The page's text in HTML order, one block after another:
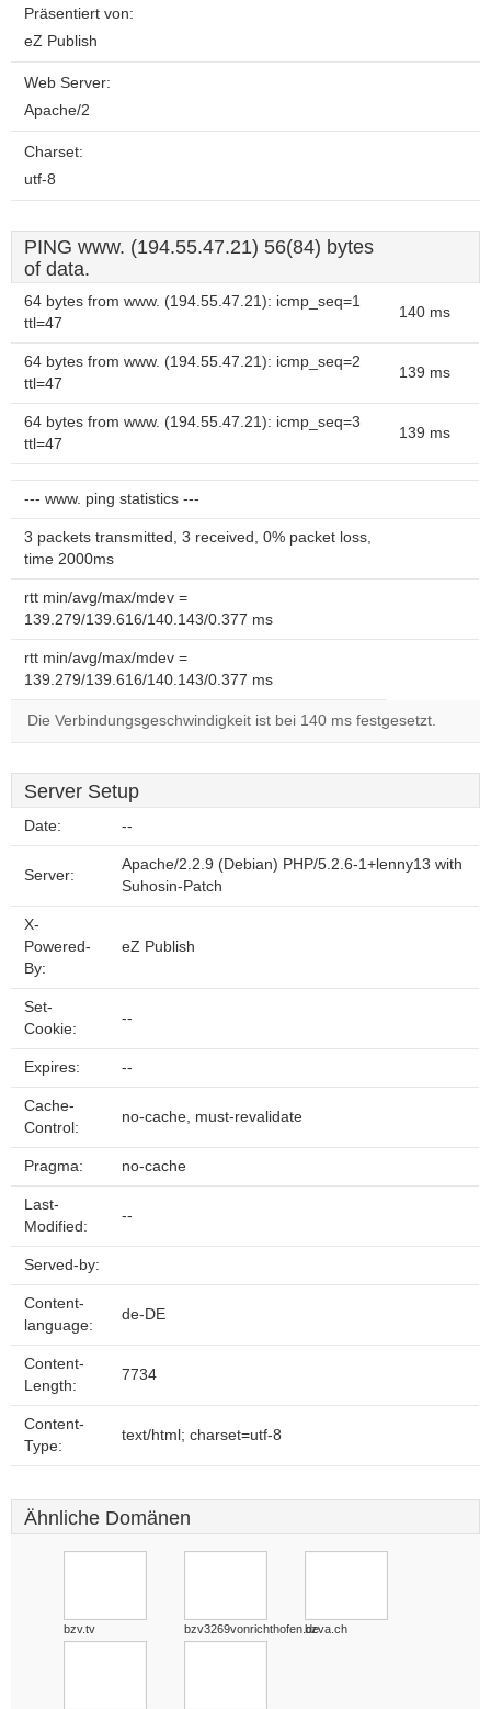
Präsentiert von:
eZ Publish
Web Server:
Apache/2
Charset:
utf-8
PING www. (194.55.47.21) 56(84) bytes
of data.
64 bytes from www. (194.55.47.21): icmp_seq=1
ttl=47
140 ms
64 bytes from www. (194.55.47.21): icmp_seq=2
ttl=47
139 ms
64 bytes from www. (194.55.47.21): icmp_seq=3
ttl=47
139 ms
--- www. ping statistics ---
3 packets transmitted, 3 received, 0% packet loss,
time 2000ms
rtt min/avg/max/mdev =
139.279/139.616/140.143/0.377 ms
rtt min/avg/max/mdev =
139.279/139.616/140.143/0.377 ms
Die Verbindungsgeschwindigkeit ist bei 140 ms festgesetzt.
Server Setup
Date: --
Server:
Apache/2.2.9 (Debian) PHP/5.2.6-1+lenny13 with
Suhosin-Patch
X-
Powered-
By:
eZ Publish
Set-
Cookie:
--
Expires: --
Cache-
Control:
no-cache, must-revalidate
Pragma: no-cache
Last-
Modified:
--
Served-by:
Content-
language:
de-DE
Content-
Length:
7734
Content-
Type:
text/html; charset=utf-8
Ähnliche Domänen
bzv.tv bzv3269vonrichthofen.debzva.ch